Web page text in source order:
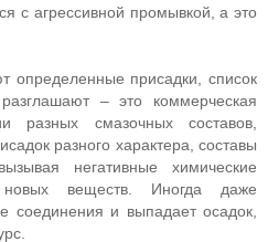
с агрессивной промывкой, а это
определенные присадки, список
– это коммерческая
разных смазочных составов,
разного характера, составы
негативные химические
веществ. Иногда даже
соединения и выпадает осадок,